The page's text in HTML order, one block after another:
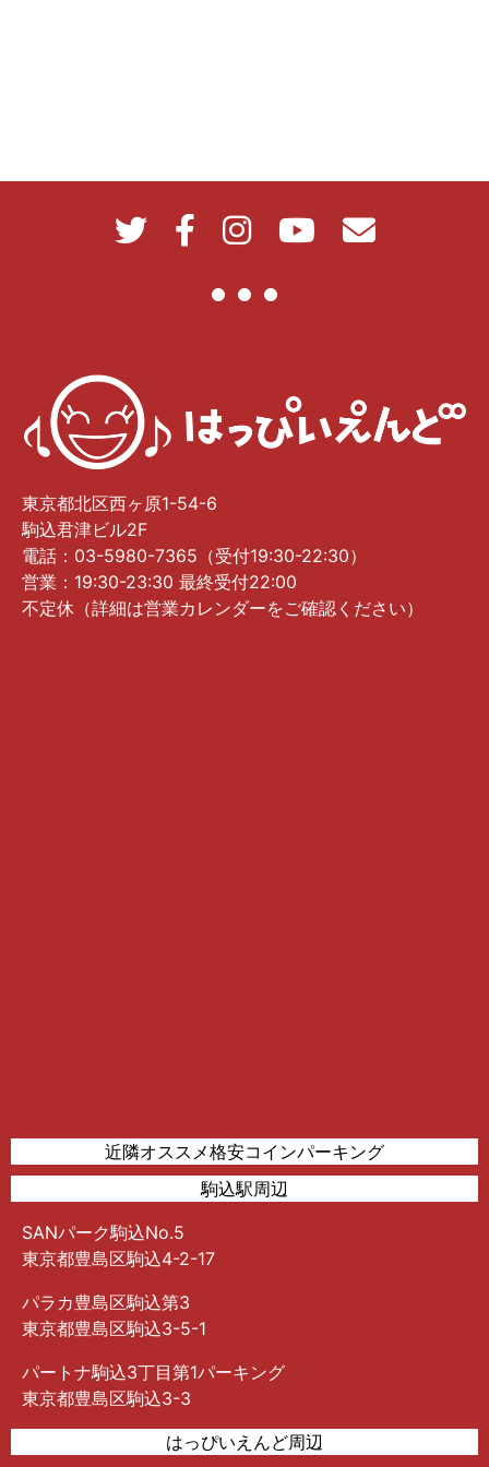
東京都北区西ヶ原1-54-6
駒込君津ビル2F
電話：03-5980-7365（受付19:30-22:30）
営業：19:30-23:30 最終受付22:00
不定休（詳細は営業カレンダーをご確認ください）
近隣オススメ格安コインパーキング
駒込駅周辺
SANパーク駒込No.5
東京都豊島区駒込4-2-17
パラカ豊島区駒込第3
東京都豊島区駒込3-5-1
パートナ駒込3丁目第1パーキング
東京都豊島区駒込3-3
はっぴいえんど周辺